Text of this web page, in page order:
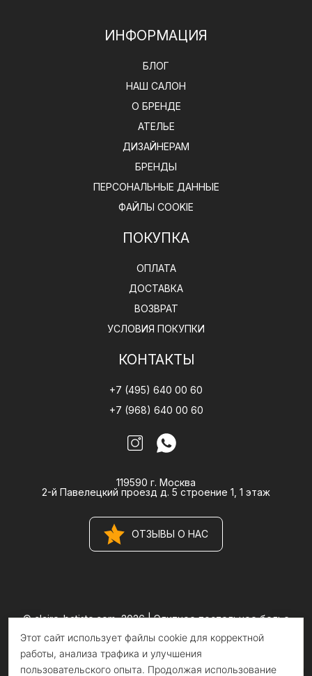
ИНФОРМАЦИЯ
БЛОГ
НАШ САЛОН
О БРЕНДЕ
АТЕЛЬЕ
ДИЗАЙНЕРАМ
БРЕНДЫ
ПЕРСОНАЛЬНЫЕ ДАННЫЕ
ФАЙЛЫ COOKIE
ПОКУПКА
ОПЛАТА
ДОСТАВКА
ВОЗВРАТ
УСЛОВИЯ ПОКУПКИ
КОНТАКТЫ
+7 (495) 640 00 60
+7 (968) 640 00 60
119590 г. Москва
2-й Павелецкий проезд д. 5 строение 1, 1 этаж
ОТЗЫВЫ О НАС
© claire-batiste.com, 2026 |Элитное постельное белье
Информация на сайте носит информационный характер и не
является публичной офертой
Этот сайт использует файлы cookie для корректной
работы, анализа трафика и улучшения
пользовательского опыта. Продолжая использование